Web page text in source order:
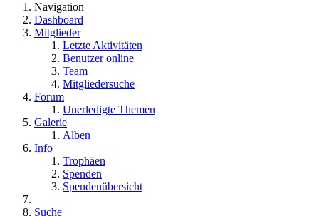
Navigation
Dashboard
Mitglieder
Letzte Aktivitäten
Benutzer online
Team
Mitgliedersuche
Forum
Unerledigte Themen
Galerie
Alben
Info
Trophäen
Spenden
Spendenübersicht
Suche